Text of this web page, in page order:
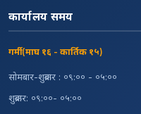
कार्यालय समय
गर्मी (माघ १६ - कार्तिक १५)
सोमबार-शुक्रबार : ०९:०० - ०५:००
शुक्रबार: ०९:००- ०५:००